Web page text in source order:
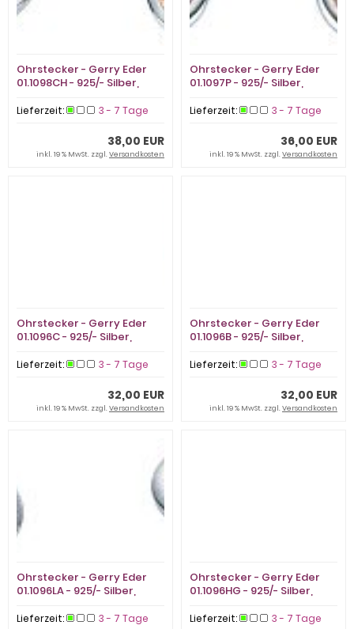
Ohrstecker - Gerry Eder
01.1098CH - 925/- Silber,
Lieferzeit: 3 - 7 Tage
38,00 EUR
inkl. 19 % MwSt. zzgl.Versandkosten
Ohrstecker - Gerry Eder
01.1097P - 925/- Silber,
Lieferzeit: 3 - 7 Tage
36,00 EUR
inkl. 19 % MwSt. zzgl.Versandkosten
Ohrstecker - Gerry Eder
01.1096C - 925/- Silber,
Lieferzeit: 3 - 7 Tage
32,00 EUR
inkl. 19 % MwSt. zzgl.Versandkosten
Ohrstecker - Gerry Eder
01.1096B - 925/- Silber,
Lieferzeit: 3 - 7 Tage
32,00 EUR
inkl. 19 % MwSt. zzgl.Versandkosten
Ohrstecker - Gerry Eder
01.1096LA - 925/- Silber,
Lieferzeit: 3 - 7 Tage
Ohrstecker - Gerry Eder
01.1096HG - 925/- Silber,
Lieferzeit: 3 - 7 Tage